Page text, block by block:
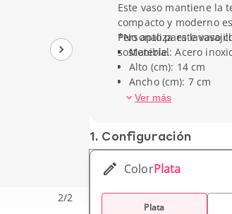
2/2
Este vaso mantiene la
compacto y moderno
Personaliza este vaso
sostenible.
*No apto para
Material: Acero
Alto (cm): 14 cm
Ancho (cm): 7 cm
Capacidad: 25 cl
Ver más
1. Conf­iguración
ColorPlata
Plata